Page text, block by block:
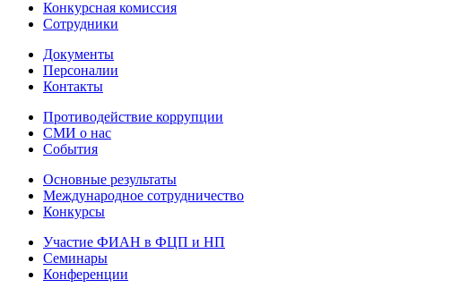
Конкурсная комиссия
Сотрудники
Документы
Персоналии
Контакты
Противодействие коррупции
СМИ о нас
События
Основные результаты
Международное сотрудничество
Конкурсы
Участие ФИАН в ФЦП и НП
Семинары
Конференции